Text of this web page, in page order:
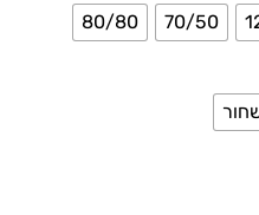
70/50
80/80